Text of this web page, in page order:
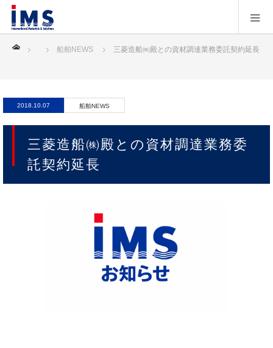
船舶NEWS 三菱造船㈱殿との資材調達業務委託契約延長
2018.10.07 船舶NEWS
三菱造船㈱殿との資材調達業務委
託契約延長